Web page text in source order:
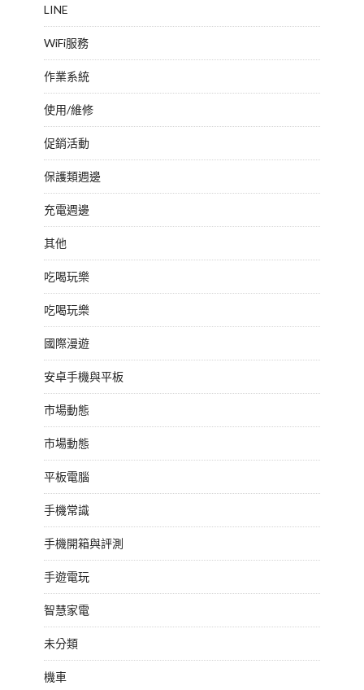
LINE
WiFi服務
作業系統
使用/維修
促銷活動
保護類週邊
充電週邊
其他
吃喝玩樂
吃喝玩樂
國際漫遊
安卓手機與平板
市場動態
市場動態
平板電腦
手機常識
手機開箱與評測
手遊電玩
智慧家電
未分類
機車